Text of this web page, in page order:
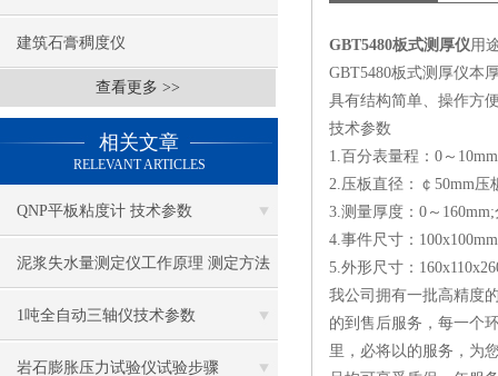
建筑石膏稠度仪
查看更多 >>
相关文章
RELEVANT ARTICLES
QNP平板粘度计 技术参数
泥浆失水量测定仪工作原理 测定方法
1吨全自动三轴仪技术参数
岩石膨胀压力试验仪试验步骤
GBT5480板式测厚仪用
GBT5480板式测厚仪本
具有结构简单、操作方
技术参数
1.百分表量程：0～
2.压板直径：￠50mm压
3.测量厚度：0～
4.事件尺寸：100x100mm
5.外形尺寸：
我公司拥有一批高精度
的到售后服务，每一个
里，必将以的服务，为